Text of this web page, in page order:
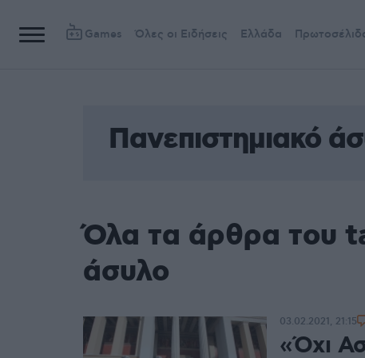
Games Όλες οι Ειδήσεις Ελλάδα
Πανεπιστημιακό
Όλα τα άρθρα του
άσυλο
«Όχι
03.02.2021, 21:15